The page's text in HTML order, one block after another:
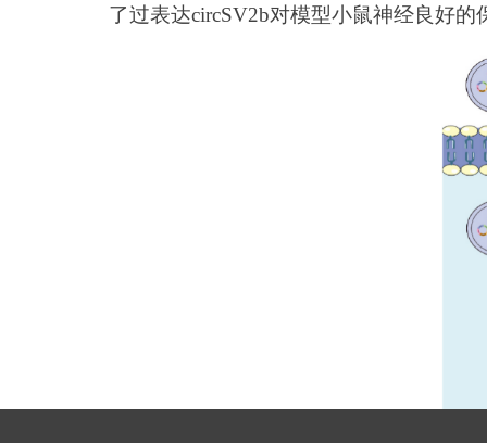
了过表达circSV2b对模型小鼠神经良好